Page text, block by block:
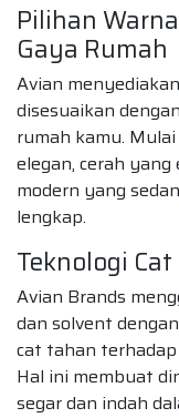
Pilihan
Gaya Rumah
Avian
disesuaikan
rumah kamu.
elegan, cerah
modern yang
lengkap.
Teknologi
Avian Brands
dan solvent
cat tahan terhadap
Hal ini membuat
segar dan indah